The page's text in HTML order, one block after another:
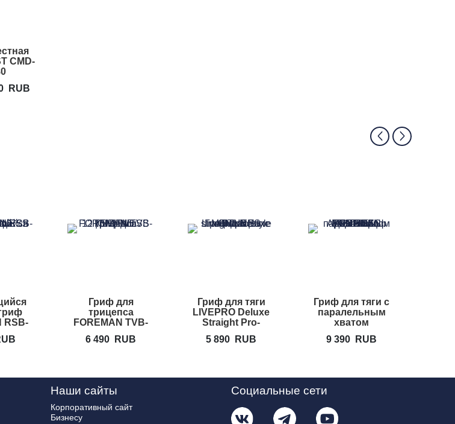
CMD-
RUB
RSB-
Гриф для
трицепса
FOREMAN TVB-
6 490 RUB
Гриф для тяги
LIVEPRO Deluxe
Straight Pro-
5 890 RUB
Гриф для тяги с
паралельным
хватом
FPLB-28
9 390 RUB
Наши сайты Социальные сети
Корпоративный сайт
Бизнесу